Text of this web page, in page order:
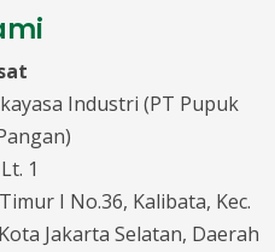
Industri (PT Pupuk
1
I No.36, Kalibata, Kec.
Jakarta Selatan, Daerah